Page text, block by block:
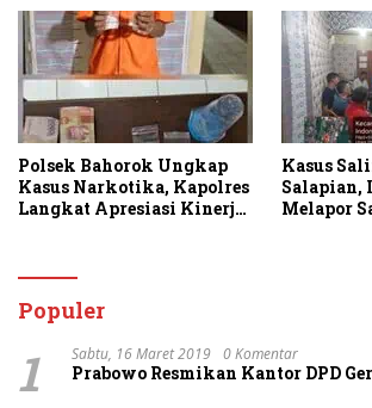
Polsek Bahorok Ungkap
Kasus Narkotika, Kapolres
Langkat Apresiasi Kinerja
Layanan 110
Kasus
Salapian,
Melapor
Populer
1 Sabtu, 16 Maret 2019 0 Komentar
Prabowo Resmikan Kantor DPD